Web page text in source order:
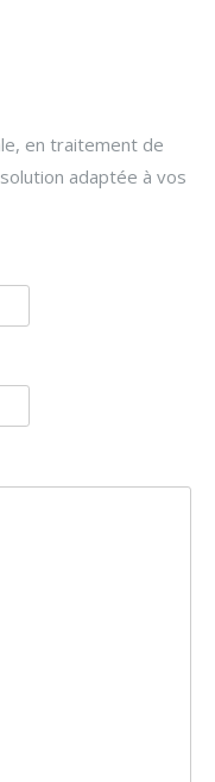
en traitement de
adaptée à vos